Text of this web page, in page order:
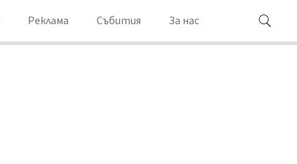
Реклама Събития За нас